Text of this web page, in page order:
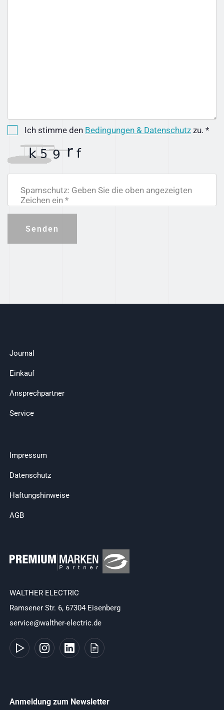
Ich stimme den Bedingungen & Datenschutz zu. *
Spamschutz: Geben Sie die oben angezeigten
Zeichen ein *
Senden
Journal
Einkauf
Ansprechpartner
Service
Impressum
Datenschutz
Haftungshinweise
AGB
WALTHER ELECTRIC
Ramsener Str. 6, 67304 Eisenberg
service@walther-electric.de
Anmeldung zum Newsletter